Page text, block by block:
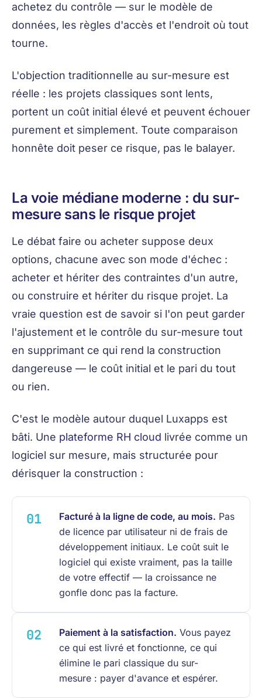
achetez du contrôle — sur le modèle de
données, les règles d'accès et l'endroit où tout
tourne.
L'objection traditionnelle au sur-mesure est
réelle : les projets classiques sont lents,
portent un coût initial élevé et peuvent échouer
purement et simplement. Toute comparaison
honnête doit peser ce risque, pas le balayer.
La voie médiane moderne : du sur-
mesure sans le risque projet
Le débat faire ou acheter suppose deux
options, chacune avec son mode d'échec :
acheter et hériter des contraintes d'un autre,
ou construire et hériter du risque projet. La
vraie question est de savoir si l'on peut garder
l'ajustement et le contrôle du sur-mesure tout
en supprimant ce qui rend la construction
dangereuse — le coût initial et le pari du tout
ou rien.
C'est le modèle autour duquel Luxapps est
bâti. Une plateforme RH cloud livrée comme un
logiciel sur mesure, mais structurée pour
dérisquer la construction :
Facturé à la ligne de code, au mois. Pas
de licence par utilisateur ni de frais de
développement initiaux. Le coût suit le
logiciel qui existe vraiment, pas la taille
de votre effectif — la croissance ne
gonfle donc pas la facture.
Paiement à la satisfaction. Vous payez
ce qui est livré et fonctionne, ce qui
élimine le pari classique du sur-
mesure : payer d'avance et espérer.